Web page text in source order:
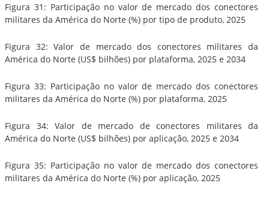
Figura 31: Participação no valor de mercado dos conectores
militares da América do Norte (%) por tipo de produto, 2025
Figura 32: Valor de mercado dos conectores militares da
América do Norte (US$ bilhões) por plataforma, 2025 e 2034
Figura 33: Participação no valor de mercado dos conectores
militares da América do Norte (%) por plataforma, 2025
Figura 34: Valor de mercado de conectores militares da
América do Norte (US$ bilhões) por aplicação, 2025 e 2034
Figura 35: Participação no valor de mercado dos conectores
militares da América do Norte (%) por aplicação, 2025